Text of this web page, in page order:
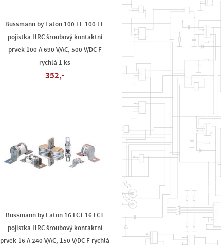
Bussmann by Eaton 100 FE 100 FE
pojistka HRC šroubový kontaktní
prvek 100 A 690 V/AC, 500 V/DC F
rychlá 1 ks
352,-
Bussmann by Eaton 16 LCT 16 LCT
pojistka HRC šroubový kontaktní
prvek 16 A 240 V/AC, 150 V/DC F rychlá